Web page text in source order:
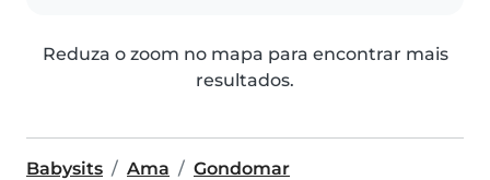
Reduza o zoom no mapa para encontrar mais
resultados.
Babysits Ama Gondomar